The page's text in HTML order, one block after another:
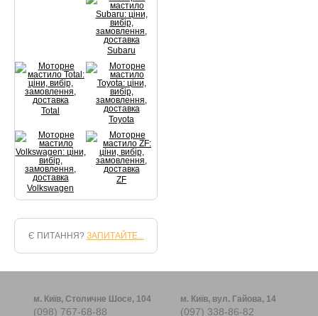
Subaru
Total
Toyota
Volkswagen
ZF
Є ПИТАННЯ? ЗАПИТАЙТЕ...
м. Київ, Столичне Шосе, 104
(098) 767-68-88
м. Київ, вул. Гайова, 14
(097) 338-86-82